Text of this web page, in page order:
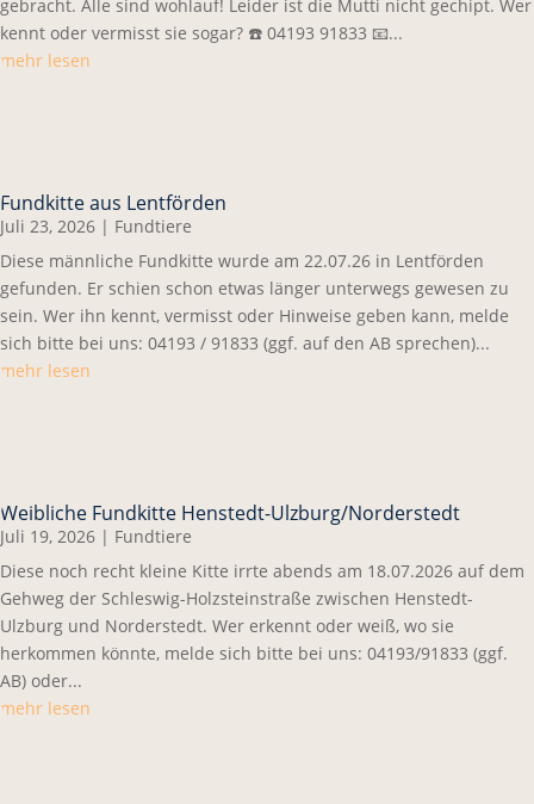
gebracht. Alle sind wohlauf! Leider ist die Mutti nicht gechipt. Wer
kennt oder vermisst sie sogar? ☎️ 04193 91833 📧...
mehr lesen
Fundkitte aus Lentförden
Juli 23, 2026 | Fundtiere
Diese männliche Fundkitte wurde am 22.07.26 in Lentförden
gefunden. Er schien schon etwas länger unterwegs gewesen zu
sein. Wer ihn kennt, vermisst oder Hinweise geben kann, melde
sich bitte bei uns: 04193 / 91833 (ggf. auf den AB sprechen)...
mehr lesen
Weibliche Fundkitte Henstedt-Ulzburg/Norderstedt
Juli 19, 2026 | Fundtiere
Diese noch recht kleine Kitte irrte abends am 18.07.2026 auf dem
Gehweg der Schleswig-Holzsteinstraße zwischen Henstedt-
Ulzburg und Norderstedt. Wer erkennt oder weiß, wo sie
herkommen könnte, melde sich bitte bei uns: 04193/91833 (ggf.
AB) oder...
mehr lesen